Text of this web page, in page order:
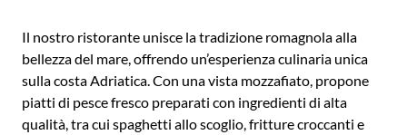
Il nostro ristorante unisce la tradizione romagnola alla
bellezza del mare, offrendo un’esperienza culinaria unica
sulla costa Adriatica. Con una vista mozzafiato, propone
piatti di pesce fresco preparati con ingredienti di alta
qualità, tra cui spaghetti allo scoglio, fritture croccanti e